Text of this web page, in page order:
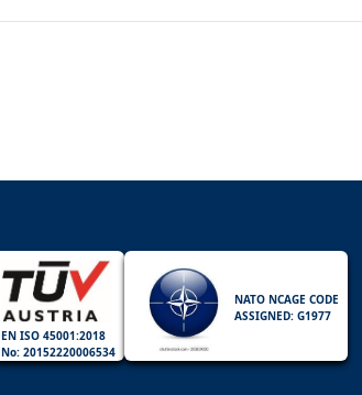
EN ISO 45001:2018
No: 20152220006534
NATO NCAGE CODE
ASSIGNED: G1977